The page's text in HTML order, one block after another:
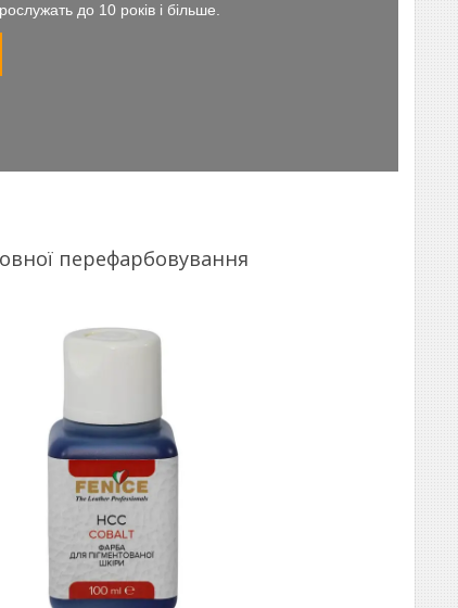
до 10 років і більше.
перефарбовування